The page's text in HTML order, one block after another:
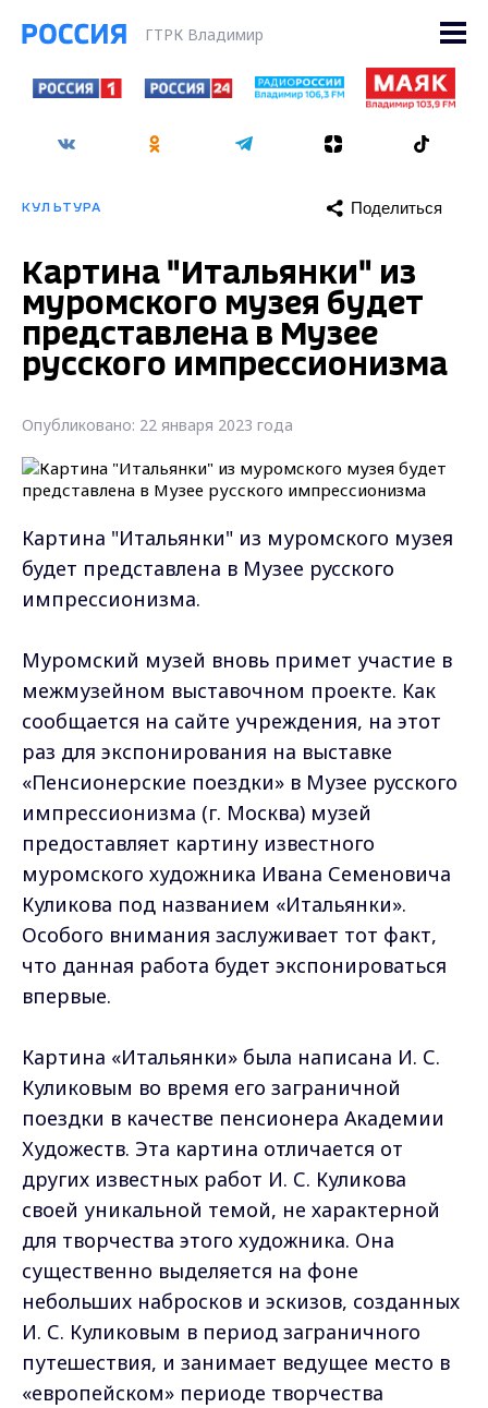
ГТРК Владимир
КУЛЬТУРА Поделиться
Картина "Итальянки" из
муромского музея будет
представлена в Музее
русского импрессионизма
Опубликовано: 22 января 2023 года
Картина "Итальянки" из муромского музея
будет представлена в Музее русского
импрессионизма.
Муромский музей вновь примет участие в
межмузейном выставочном проекте. Как
сообщается на сайте учреждения, на этот
раз для экспонирования на выставке
«Пенсионерские поездки» в Музее русского
импрессионизма (г. Москва) музей
предоставляет картину известного
муромского художника Ивана Семеновича
Куликова под названием «Итальянки».
Особого внимания заслуживает тот факт,
что данная работа будет экспонироваться
впервые.
Картина «Итальянки» была написана И. С.
Куликовым во время его заграничной
поездки в качестве пенсионера Академии
Художеств. Эта картина отличается от
других известных работ И. С. Куликова
своей уникальной темой, не характерной
для творчества этого художника. Она
существенно выделяется на фоне
небольших набросков и эскизов, созданных
И. С. Куликовым в период заграничного
путешествия, и занимает ведущее место в
«европейском» периоде творчества